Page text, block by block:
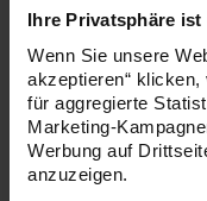
Ihre Privatsphäre
Wenn Sie unsere
akzeptieren“
für aggregierte
Marketing-
Werbung auf
anzuzeigen.
Hersteller:
Rico Design
Schafwolle Mix mehrfarbig
100g
10,79 €
Inhalt:
0,10 kg(107,90 € / 1 kg)